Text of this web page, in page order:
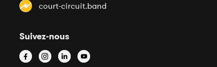
court-circuit.band
Suivez-nous